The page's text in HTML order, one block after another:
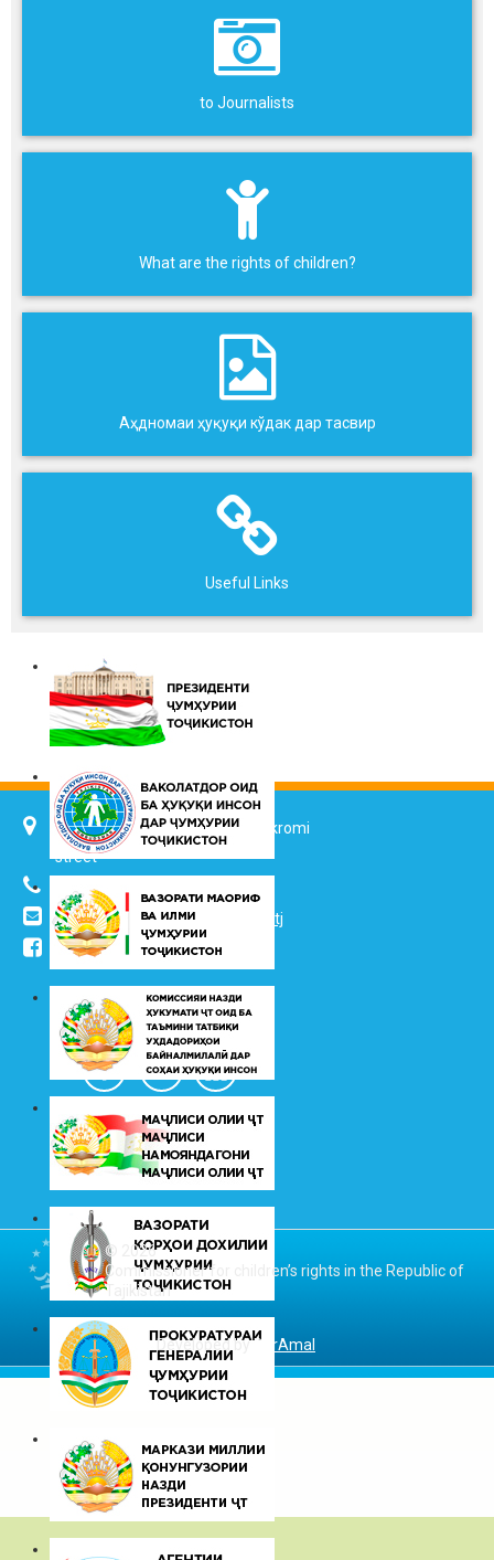
to Journalists
What are the rights of children?
Аҳдномаи ҳуқуқи кўдак дар тасвир
Useful Links
734025, Dushanbe city, 7 Jalol Ikromi
street
(+992 37) 2217352
info@vhk.tj
info@ombudsman.tj
/kudakon
© 2026
Commissioner for children’s rights in the Republic of
Tajikistan
Developed byDarAmal